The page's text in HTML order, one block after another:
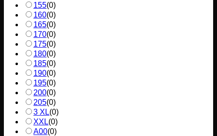
155(0)
160(0)
165(0)
170(0)
175(0)
180(0)
185(0)
190(0)
195(0)
200(0)
205(0)
3 XL(0)
XXL(0)
A00(0)